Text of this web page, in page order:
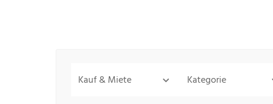
Kauf & Miete Kategorie